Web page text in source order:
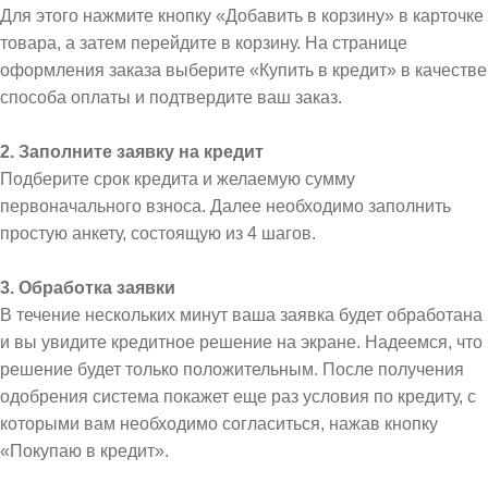
Для этого нажмите кнопку «Добавить в корзину» в карточке
товара, а затем перейдите в корзину. На странице
оформления заказа выберите «Купить в кредит» в качестве
способа оплаты и подтвердите ваш заказ.
2. Заполните заявку на кредит
Подберите срок кредита и желаемую сумму
первоначального взноса. Далее необходимо заполнить
простую анкету, состоящую из 4 шагов.
3. Обработка заявки
В течение нескольких минут ваша заявка будет обработана
и вы увидите кредитное решение на экране. Надеемся, что
решение будет только положительным. После получения
одобрения система покажет еще раз условия по кредиту, с
которыми вам необходимо согласиться, нажав кнопку
«Покупаю в кредит».